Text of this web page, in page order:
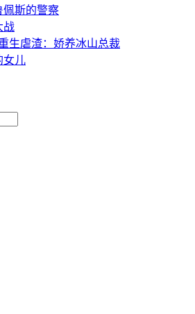
佩斯的警察
战
生虐渣：娇养冰山总裁
女儿